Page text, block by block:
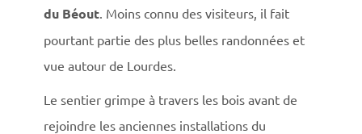
du Béout. Moins connu des visiteurs, il fait
pourtant partie des plus belles randonnées et
vue autour de Lourdes.
Le sentier grimpe à travers les bois avant de
rejoindre les anciennes installations du